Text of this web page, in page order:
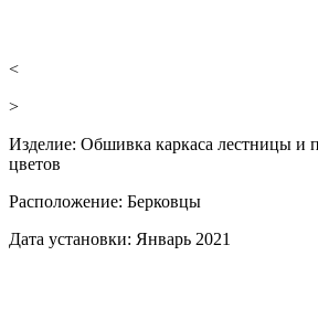
<
>
Изделие: Обшивка каркаса лестницы и
цветов
Расположение: Берковцы
Дата установки: Январь 2021